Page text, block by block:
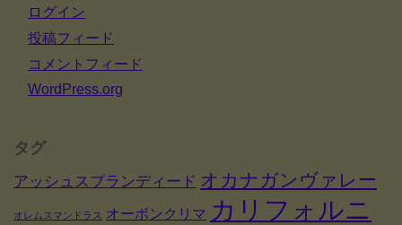
ログイン
投稿フィード
コメントフィード
WordPress.org
タグ
アッシュスプランディード オカナガンヴァレー
オレムスマンドラス オーボンクリマ カリフォルニ